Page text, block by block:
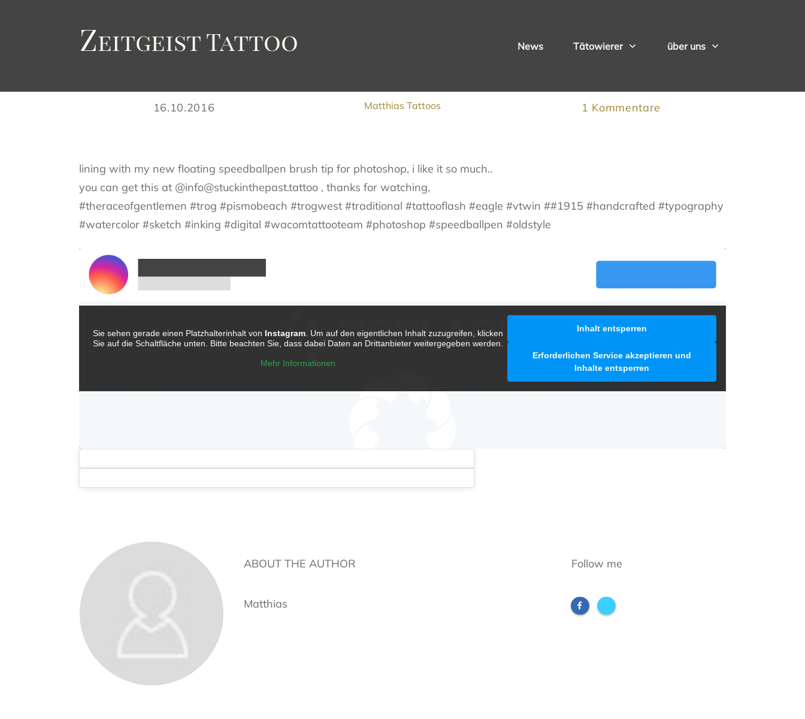
ZeitgeistTattoo News Tätowierer über uns
16.10.2016 Matthias Tattoos 1 Kommentare
lining with my new floating speedballpen brush tip for photoshop, i like it so much..
you can get this at @info@stuckinthepast.tattoo , thanks for watching,
#theraceofgentlemen #trog #pismobeach #trogwest #traditional #tattooflash #eagle #vtwin ##1915 #handcrafted #typography
#watercolor #sketch #inking #digital #wacomtattooteam #photoshop #speedballpen #oldstyle
Sie sehen gerade einen Platzhalterinhalt von Instagram. Um auf den eigentlichen Inhalt zuzugreifen, klicken
Sie auf die Schaltfläche unten. Bitte beachten Sie, dass dabei Daten an Drittanbieter weitergegeben werden.
Mehr Informationen
Inhalt entsperren
Erforderlichen Service akzeptieren und
Inhalte entsperren
ABOUT THE AUTHOR
Matthias
Follow me